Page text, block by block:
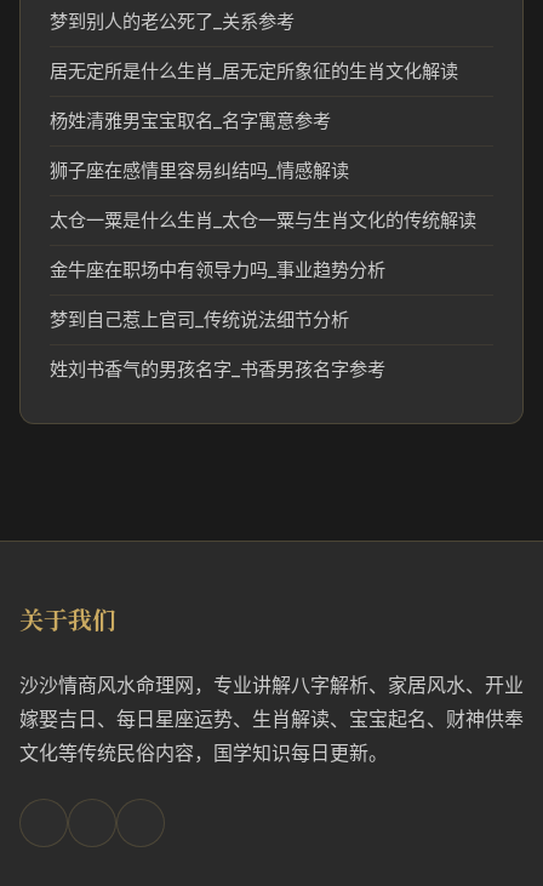
梦到别人的老公死了_关系参考
居无定所是什么生肖_居无定所象征的生肖文化解读
杨姓清雅男宝宝取名_名字寓意参考
狮子座在感情里容易纠结吗_情感解读
太仓一粟是什么生肖_太仓一粟与生肖文化的传统解读
金牛座在职场中有领导力吗_事业趋势分析
梦到自己惹上官司_传统说法细节分析
姓刘书香气的男孩名字_书香男孩名字参考
关于我们
沙沙情商风水命理网，专业讲解八字解析、家居风水、开业
嫁娶吉日、每日星座运势、生肖解读、宝宝起名、财神供奉
文化等传统民俗内容，国学知识每日更新。